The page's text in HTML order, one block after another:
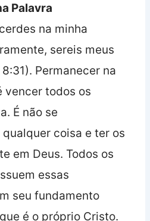
Palavra
na minha
sereis meus
Permanecer na
vencer todos os
É não se
coisa e ter os
em Deus. Todos os
essas
seu fundamento
é o próprio Cristo.